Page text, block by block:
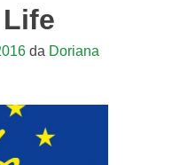
da Doriana